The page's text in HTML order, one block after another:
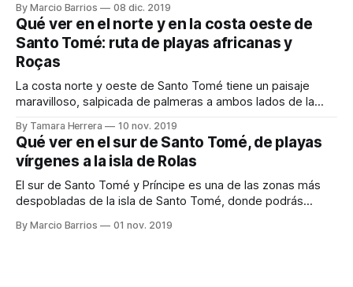
Parque Nacional de Obo son algunas de las actividades que
puedes realizar en el centro de la isla. Si necesitas
By Marcio Barrios 08 dic. 2019
Qué ver en el norte y en la costa oeste de
Santo Tomé: ruta de playas africanas y
Roças
La costa norte y oeste de Santo Tomé tiene un paisaje
maravilloso, salpicada de palmeras a ambos lados de la
encontrar nada más y nada menos que baobabs, ¡Qué
imponentes son! También en esta zona visitamos 2 roças
(antiguas plantaciones que formaban
By Tamara Herrera 10 nov. 2019
Qué ver en el sur de Santo Tomé, de playas
vírgenes a la isla de Rolas
El sur de Santo Tomé y Príncipe es una de las zonas más
despobladas de la isla de Santo Tomé, donde podrás
supuesto la famosa isla de Rolas. Es una zona muy tranquila
By Marcio Barrios 01 nov. 2019